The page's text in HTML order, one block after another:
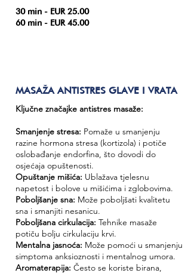
30 min - EUR 25.00
60 min - EUR 45.00
MASAŽA ANTISTRES GLAVE I VRATA
Ključne značajke antistres masaže:
Smanjenje stresa: Pomaže u smanjenju
razine hormona stresa (kortizola) i potiče
oslobađanje endorfina, što dovodi do
osjećaja opuštenosti.
Opuštanje mišića: Ublažava tjelesnu
napetost i bolove u mišićima i zglobovima.
Poboljšanje sna: Može poboljšati kvalitetu
sna i smanjiti nesanicu.
Poboljšana cirkulacija: Tehnike masaže
potiču bolju cirkulaciju krvi.
Mentalna jasnoća: Može pomoći u smanjenju
simptoma anksioznosti i mentalnog umora.
Aromaterapija: Često se koriste birana,